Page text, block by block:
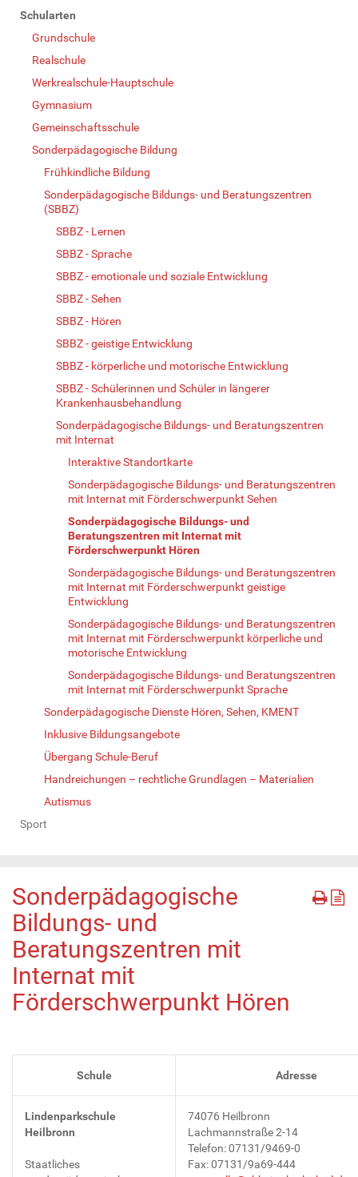
Schularten
Grundschule
Realschule
Werkrealschule-Hauptschule
Gymnasium
Gemeinschaftsschule
Sonderpädagogische Bildung
Frühkindliche Bildung
Sonderpädagogische Bildungs- und Beratungszentren
(SBBZ)
SBBZ - Lernen
SBBZ - Sprache
SBBZ - emotionale und soziale Entwicklung
SBBZ - Sehen
SBBZ - Hören
SBBZ - geistige Entwicklung
SBBZ - körperliche und motorische Entwicklung
SBBZ - Schülerinnen und Schüler in längerer
Krankenhausbehandlung
Sonderpädagogische Bildungs- und Beratungszentren
mit Internat
Interaktive Standortkarte
Sonderpädagogische Bildungs- und Beratungszentren
mit Internat mit Förderschwerpunkt Sehen
Sonderpädagogische Bildungs- und
Beratungszentren mit Internat mit
Förderschwerpunkt Hören
Sonderpädagogische Bildungs- und Beratungszentren
mit Internat mit Förderschwerpunkt geistige
Entwicklung
Sonderpädagogische Bildungs- und Beratungszentren
mit Internat mit Förderschwerpunkt körperliche und
motorische Entwicklung
Sonderpädagogische Bildungs- und Beratungszentren
mit Internat mit Förderschwerpunkt Sprache
Sonderpädagogische Dienste Hören, Sehen, KMENT
Inklusive Bildungsangebote
Übergang Schule-Beruf
Handreichungen – rechtliche Grundlagen – Materialien
Autismus
Sport
Sonderpädagogische
Bildungs- und
Beratungszentren mit
Internat mit
Förderschwerpunkt Hören
Schule Adresse
Lindenparkschule
Heilbronn
Staatliches
74076 Heilbronn
Lachmannstraße 2-14
Telefon: 07131/9469-0
Fax: 07131/9a69-444